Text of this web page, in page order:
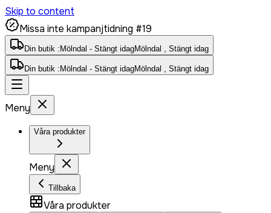
Skip to content
Missa inte kampanjtidning #19
Din butik : Mölndal - Stängt idagMölndal , Stängt idag
Din butik : Mölndal - Stängt idagMölndal , Stängt idag
Meny
Våra produkter
Meny
Tillbaka
Våra produkter